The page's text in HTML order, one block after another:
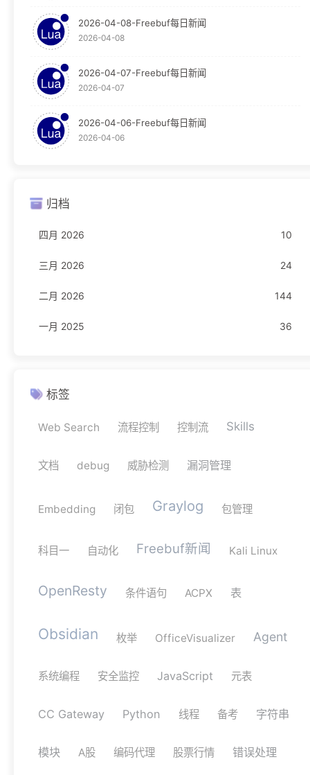
Graylog
Obsidian
OpenResty
WAF
新闻
编程语言
JavaScript
Rust 11
TypeScript 4
网络安全 11
科目一
2026-04-08-Freebuf每日新闻
2026-04-08
2026-04-07-Freebuf每日新闻
2026-04-07
2026-04-06-Freebuf每日新闻
2026-04-06
归档
四月 2026 10
三月 2026 24
二月 2026 144
一月 2025 36
标签
Web Search 流程控制 控制流 Skills
文档 debug 威胁检测 漏洞管理
Embedding 闭包 Graylog 包管理
科目一 自动化 Freebuf新闻 Kali Linux
OpenResty 条件语句 ACPX 表
Obsidian 枚举 OfficeVisualizer Agent
系统编程 安全监控 JavaScript 元表
CC Gateway Python 线程 备考 字符串
模块 A股 编码代理 股票行情 错误处理